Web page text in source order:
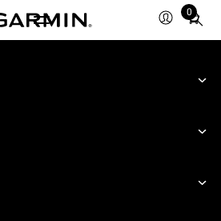
0
Total
items
cart: